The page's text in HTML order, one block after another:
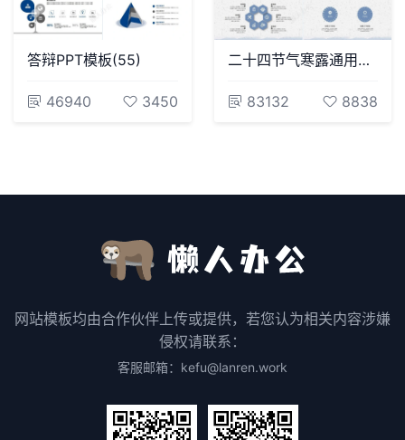
答辩PPT模板(55)
46940 3450
二十四节气寒露通用PPT模板(25)
83132 8838
网站模板均由合作伙伴上传或提供，若您认为相关内容涉嫌
侵权请联系：
客服邮箱：kefu@lanren.work